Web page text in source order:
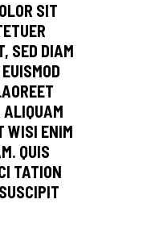
SIT
SED DIAM
ALIQUAM
WISI ENIM
QUIS
TATION